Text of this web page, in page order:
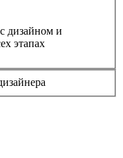
дизайном и
этапах